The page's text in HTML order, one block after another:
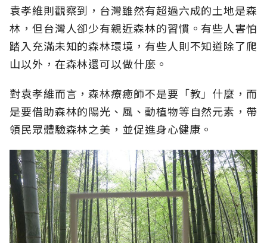
袁孝維則觀察到，台灣雖然有超過六成的土地是森
林，但台灣人卻少有親近森林的習慣。有些人害怕
踏入充滿未知的森林環境，有些人則不知道除了爬
山以外，在森林還可以做什麼。
對袁孝維而言，森林療癒師不是要「教」什麼，而
是要借助森林的陽光、風、動植物等自然元素，帶
領民眾體驗森林之美，並促進身心健康。